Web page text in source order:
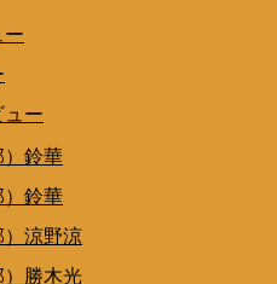
ー
ュー
）鈴華
）鈴華
）涼野涼
）勝木光